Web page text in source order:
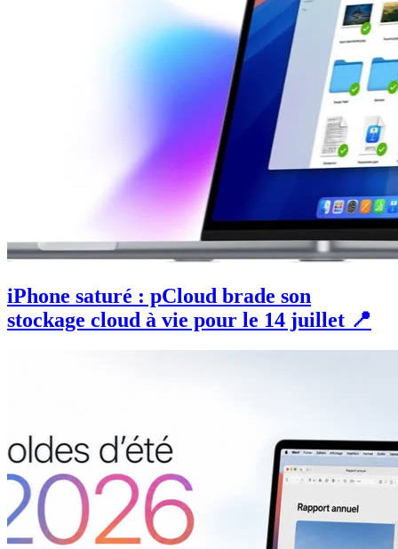
iPhone saturé : pCloud brade son
stockage cloud à vie pour le 14 juillet 📍